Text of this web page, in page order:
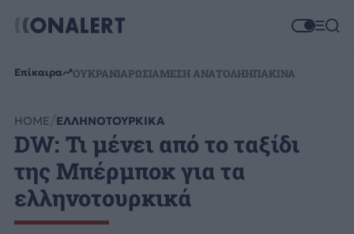
Επίκαιρα ΟΥΚΡΑΝΙΑΡΩΣΙΑΜΕΣΗ ΑΝΑΤΟΛΗΗΠΑΚΙΝΑ
HOME ΕΛΛΗΝΟΤΟΥΡΚΙΚΑ
DW: Τι μένει από το ταξίδι
της Μπέρμποκ για τα
ελληνοτουρκικά